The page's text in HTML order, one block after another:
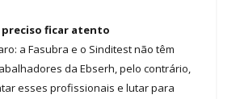
preciso ficar atento
a Fasubra e o Sinditest não têm
da Ebserh, pelo contrário,
esses profissionais e lutar para